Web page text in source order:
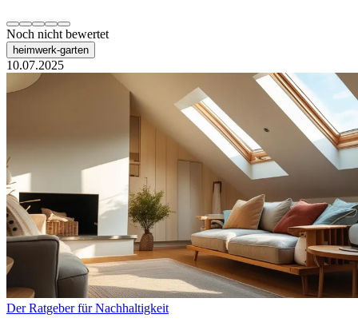
Noch nicht bewertet
heimwerk-garten
10.07.2025
Der Ratgeber für Nachhaltigkeit